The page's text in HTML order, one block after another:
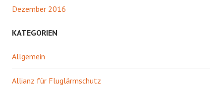
Dezember 2016
KATEGORIEN
Allgemein
Allianz für Fluglärmschutz